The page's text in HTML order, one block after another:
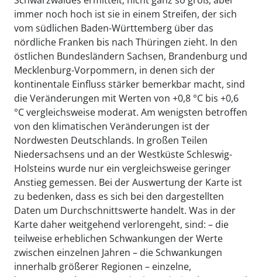
immer noch hoch ist sie in einem Streifen, der sich
vom südlichen Baden-Württemberg über das
nördliche Franken bis nach Thüringen zieht. In den
östlichen Bundesländern Sachsen, Brandenburg und
Mecklenburg-Vorpommern, in denen sich der
kontinentale Einfluss stärker bemerkbar macht, sind
die Veränderungen mit Werten von +0,8 °C bis +0,6
°C vergleichsweise moderat. Am wenigsten betroffen
von den klimatischen Veränderungen ist der
Nordwesten Deutschlands. In großen Teilen
Niedersachsens und an der Westküste Schleswig-
Holsteins wurde nur ein vergleichsweise geringer
Anstieg gemessen. Bei der Auswertung der Karte ist
zu bedenken, dass es sich bei den dargestellten
Daten um Durchschnittswerte handelt. Was in der
Karte daher weitgehend verlorengeht, sind: – die
teilweise erheblichen Schwankungen der Werte
zwischen einzelnen Jahren – die Schwankungen
innerhalb größerer Regionen – einzelne,